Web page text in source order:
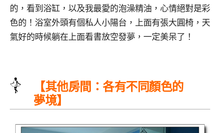
的，看到浴缸，以及我最愛的泡澡精油，心情絕對是彩
色的！浴室外頭有個私人小陽台，上面有張大圓椅，天
氣好的時候躺在上面看書放空發夢，一定美呆了！
【其他房間：各有不同顏色的
夢境】